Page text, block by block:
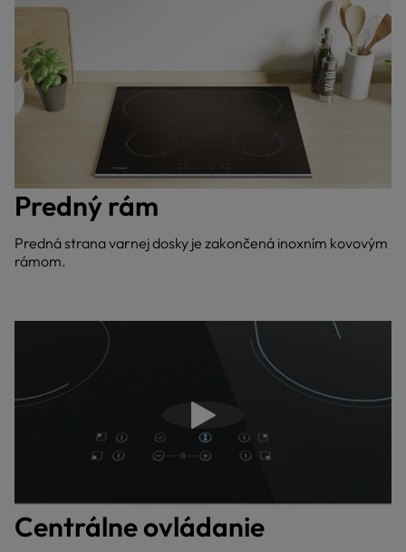
Predný rám
Predná strana varnej dosky je zakončená inoxním kovovým
rámom.
Prehrať video
Centrálne ovládanie